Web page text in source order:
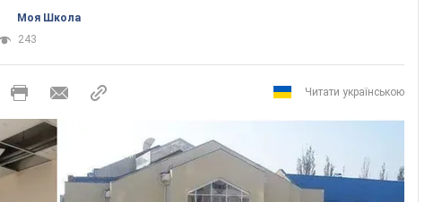
Моя Школа
243
Читати українською